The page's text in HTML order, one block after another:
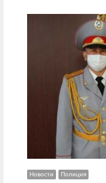
Новости Полиция